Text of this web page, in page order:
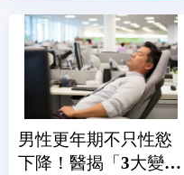
男性更年期不只性慾
下降！醫揭「3大變